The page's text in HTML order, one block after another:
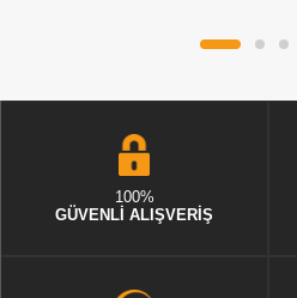
100%
GÜVENLİ ALIŞVERİŞ